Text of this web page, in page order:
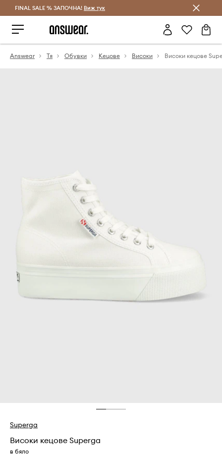
Спестявай с Answear Club
FINAL SALE % ЗАПОЧНА! Виж тук
Answear Тя Обувки Кецове Високи Високи кецове
Superga
Високи кецове Superga
в бяло